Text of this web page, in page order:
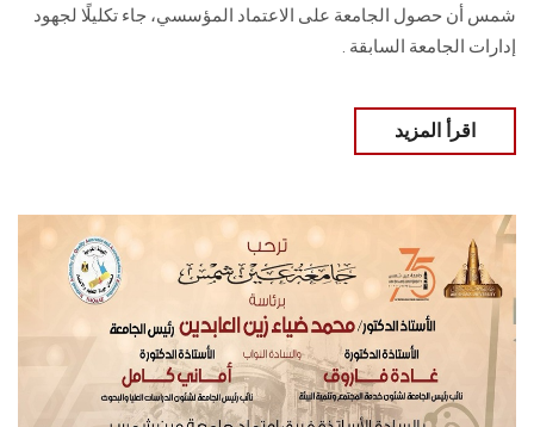
شمس أن حصول الجامعة على الاعتماد المؤسسي، جاء تكليلًا لجهود
إدارات الجامعة السابقة .
اقرأ المزيد